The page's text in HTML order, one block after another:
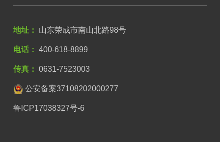
地址： 山东荣成市南山北路98号
电话： 400-618-8899
传真： 0631-7523003
公安备案37108202000277
鲁lCP17038327号-6